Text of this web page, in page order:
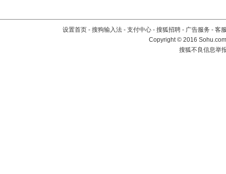
设置首页 - 搜狗输入法 - 支付中心 - 搜狐招聘 - 广告服务 - 客
Copyright©2016
搜狐不良信息举